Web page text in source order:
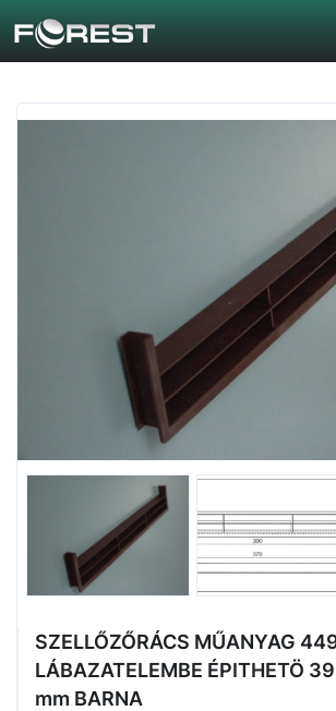
SZELLŐZŐRÁCS MŰANYAG
LÁBAZATELEMBE ÉPITHETÖ
mm BARNA